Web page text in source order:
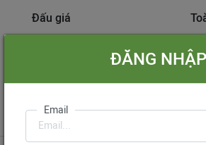
Đấu giá
Dự
Information on
International Tendering
ĐĂNG NHẬP
Email